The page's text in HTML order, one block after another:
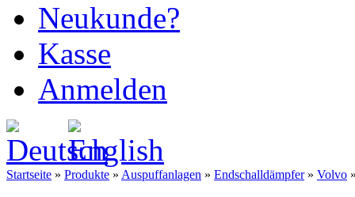
Neukunde?
Kasse
Anmelden
Startseite » Produkte » Auspuffanlagen » Endschalldämpfer» Volvo